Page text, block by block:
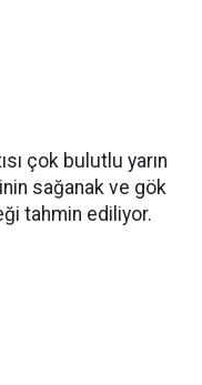
çok bulutlu yarın
sağanak ve gök
tahmin ediliyor.